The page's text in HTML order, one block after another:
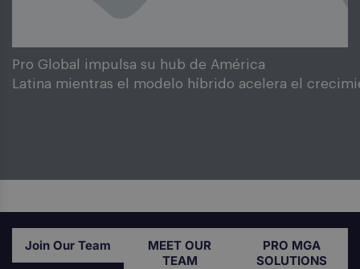
Pro Global impulsa su hub de América
Latina mientras el modelo híbrido acelera el
Join Our Team
MEET OUR
TEAM
PRO MGA
SOLUTIONS